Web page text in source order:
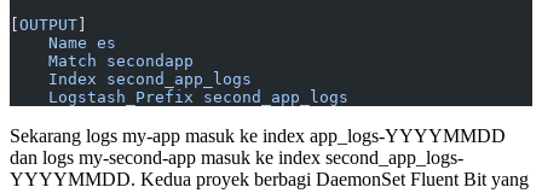
OUTPUT
    Name es
    Match secondapp
    Index second_app_logs
    Logstash_Prefix second_app_logs
Sekarang logs my-app masuk ke index app_logs-YYYYMMDD
dan logs my-second-app masuk ke index second_app_logs-
YYYYMMDD. Kedua proyek berbagi DaemonSet Fluent Bit yang